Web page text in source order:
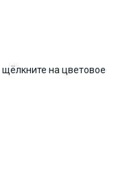
на цветовое